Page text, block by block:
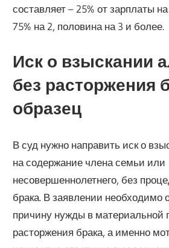
составляет – 25% от зарплаты
75% на 2, половина на 3 и более.
Иск о взыскании
без расторжения
образец
В суд нужно направить иск о
на содержание члена семьи или
несовершеннолетнего, без
брака. В заявлении необходимо
причину нужды в материальной
расторжения брака, а именно